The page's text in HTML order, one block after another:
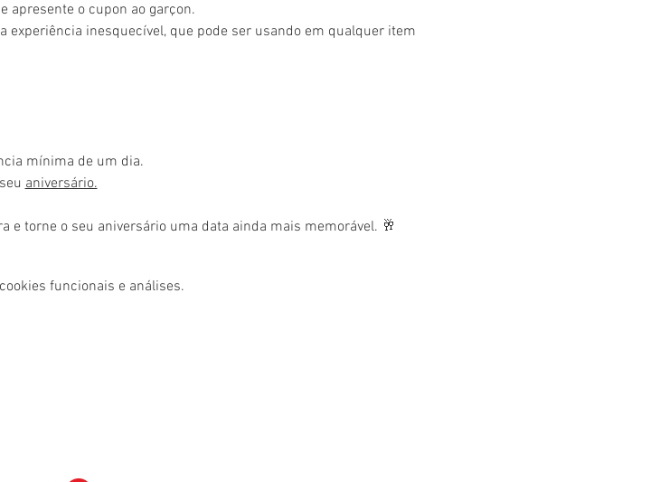
apresente o cupon ao garçon.
inesquecível, que pode ser usando em qualquer item
mínima de um dia.
aniversário.
e torne o seu aniversário uma data ainda mais memorável. 🥂
funcionais e análises.